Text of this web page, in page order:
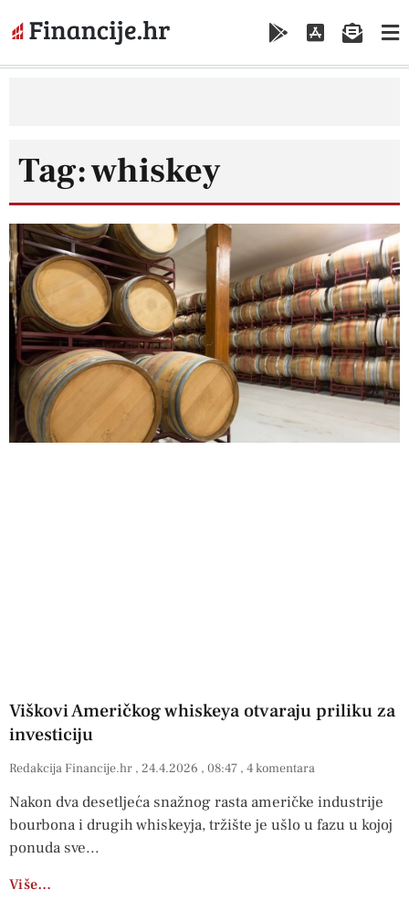
Tag: whiskey
Viškovi Američkog whiskeya otvaraju priliku za
investiciju
Redakcija Financije.hr 24.4.2026 08:47 4 komentara
Nakon dva desetljeća snažnog rasta američke industrije
bourbona i drugih whiskeyja, tržište je ušlo u fazu u kojoj
ponuda sve
Više…